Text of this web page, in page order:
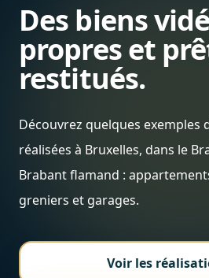
Accueil
Vide maison
Brabant Wallon
Brabant Flamand
Débarras
Appartement
Maison
Cave / Grenier / Garage
Rachat d’objets
Tarifs
Réalisations
Des biens
propres et
restitués.
Découvrez quelques exemples
réalisées à Bruxelles, dans le
Brabant flamand :
greniers et garages.
Voir les